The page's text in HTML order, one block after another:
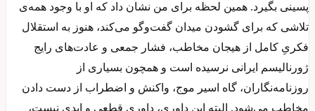
پسینی بگیرد. همین لحظه برای من نشان داد که او با وجود همه‌ی
تلاشی که برای گشودن میدان گفت‌وگو می‌کند، هنوز به استقلال
فکریِ کامل از هیجان مخاطب، فشار جمعی و عادت‌های رایج
ژورنالیسم ایرانی نرسیده است و همچون بسیاری از
روزنامه‌نگاران، گاه اسیر موج، واکنش و اضطراب از دست دادن
مخاطب می‌شود. البته این داوری، داوریِ قطعی و ابدی نیست،